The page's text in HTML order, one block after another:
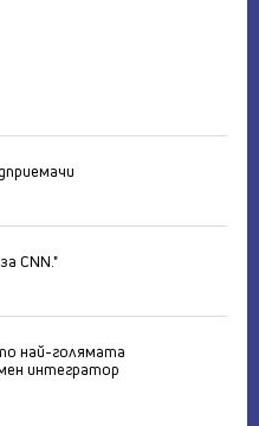
CNN."
най-голямата
интегратор